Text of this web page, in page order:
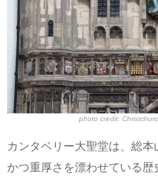
photo credit:
カンタベリー大聖堂は、総
かつ重厚さを漂わせている